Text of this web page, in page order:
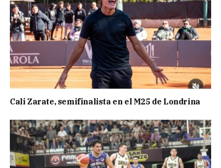
Cali Zarate, semifinalista en el M25 de Londrina